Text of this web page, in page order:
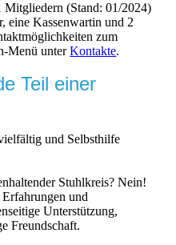
Mitgliedern (Stand: 01/2024)
eine Kassenwartin und 2
zum
Menü unterKontakte.
Teil einer
und Selbsthilfe
Stuhlkreis? Nein!
und
Unterstützung,
Freundschaft.